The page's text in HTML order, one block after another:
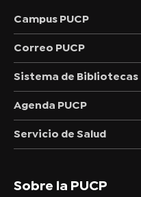
Campus PUCP
Correo PUCP
Sistema de Bibliotecas
Agenda PUCP
Servicio de Salud
Sobre la PUCP